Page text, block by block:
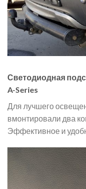
Светодиодная
A-Series
Для лучшего
вмонтировали два
Эффективное и